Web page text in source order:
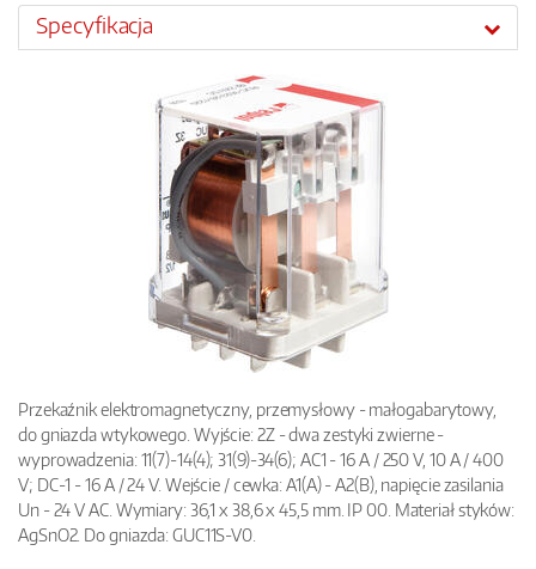
Specyfikacja
Przekaźnik elektromagnetyczny, przemysłowy - małogabarytowy,
do gniazda wtykowego. Wyjście: 2Z - dwa zestyki zwierne -
wyprowadzenia: 11(7)-14(4); 31(9)-34(6); AC1 - 16 A / 250 V, 10 A / 400
V; DC-1 - 16 A / 24 V. Wejście / cewka: A1(A) - A2(B), napięcie zasilania
Un - 24 V AC. Wymiary: 36,1 x 38,6 x 45,5 mm. IP 00. Materiał styków:
AgSnO2. Do gniazda: GUC11S-V0.